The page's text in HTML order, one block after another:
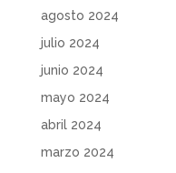
agosto 2024
julio 2024
junio 2024
mayo 2024
abril 2024
marzo 2024